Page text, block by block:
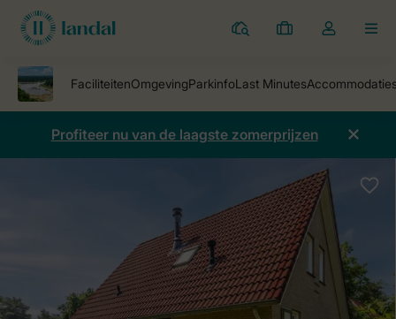
Parken
Mijn
Open
mijn
account
Profiteer nu van de laagste zomerprijzen